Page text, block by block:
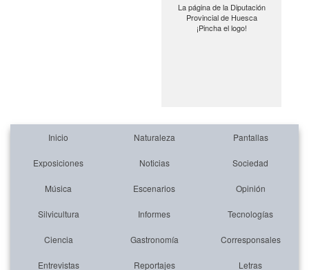
La página de la Diputación
Provincial de Huesca
¡Pincha el logo!
Inicio Naturaleza Pantallas
Exposiciones Noticias Sociedad
Música Escenarios Opinión
Silvicultura Informes Tecnologías
Ciencia Gastronomía Corresponsales
Entrevistas Reportajes Letras